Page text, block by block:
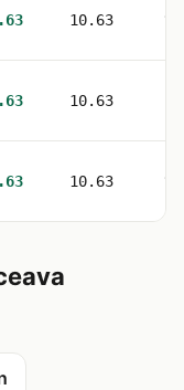
10.63 1
10.63
10.63 1